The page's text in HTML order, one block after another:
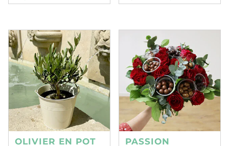
OLIVIER EN POT
PASSION